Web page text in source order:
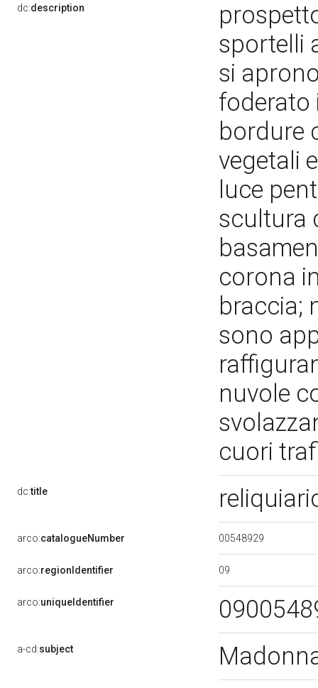
dc:description
sportelli
si
foderato
bordure
vegetali
luce
scultura
corona
braccia;
sono
nuvole
cuori
dc:title
arco:catalogueNumber 00548929
arco:regionIdentifier 09
arco:uniqueIdentifier
a-cd:subject